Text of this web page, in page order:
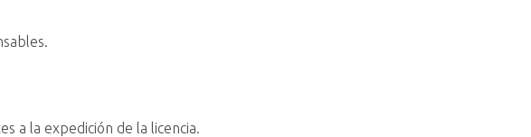
a la expedición de la licencia.